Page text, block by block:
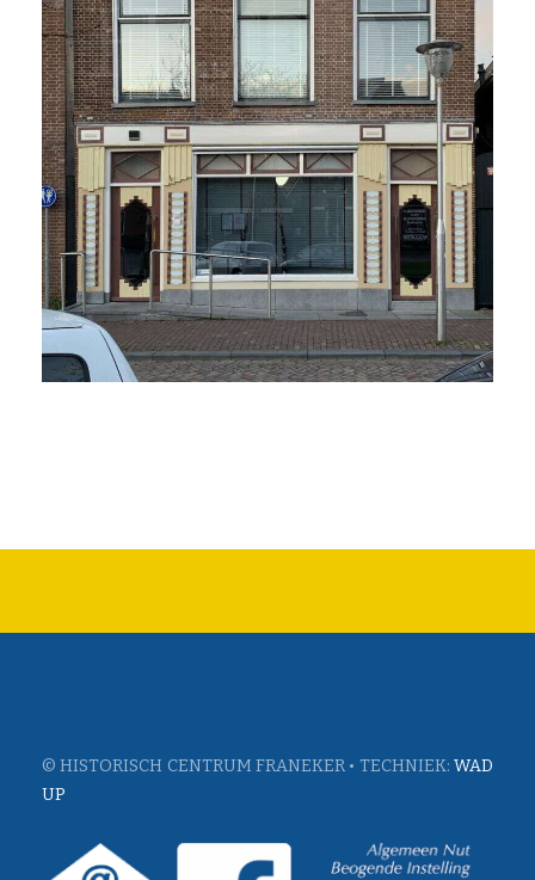
© HISTORISCH CENTRUM FRANEKER • TECHNIEK: WAD
UP